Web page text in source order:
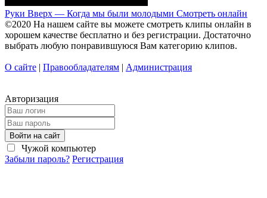
Руки Вверх — Когда мы были молодыми Смотреть онлайн
©2020 На нашем сайте вы можете смотреть клипы онлайн в
хорошем качестве бесплатно и без регистрации. Достаточно
выбрать любую понравившуюся Вам категорию клипов.
О сайте | Правообладателям | Администрация
Авторизация
Войти на сайт
Чужой компьютер
Забыли пароль? Регистрация